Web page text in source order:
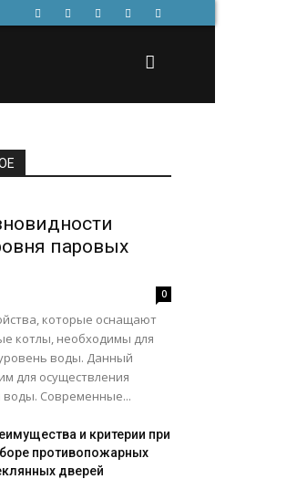
паровых
0
которые оснащают
котлы, необходимы для
воды. Данный
для осуществления
воды. Современные...
и критерии при
противопожарных
дверей